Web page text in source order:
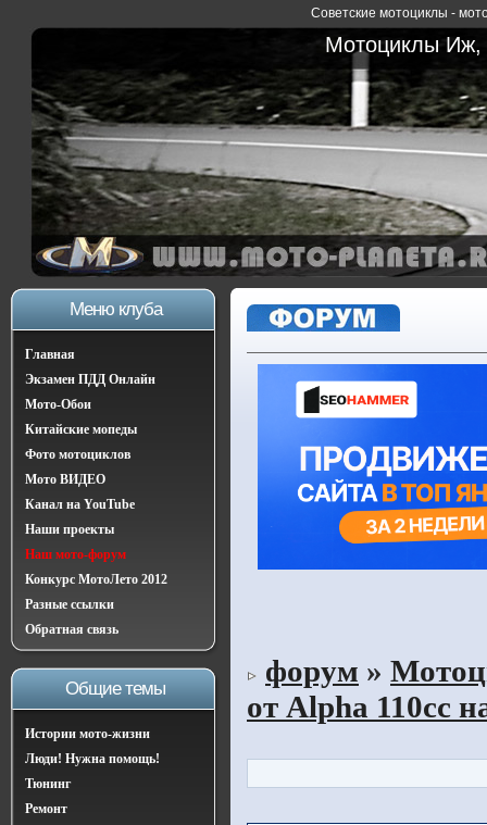
Советские мотоциклы -
Мотоциклы Иж,
Меню клуба
Главная
Экзамен ПДД Онлайн
Мото-Обои
Китайские мопеды
Фото мотоциклов
Мото ВИДЕО
Канал на YouTube
Наши проекты
Наш мото-форум
Конкурс МотоЛето 2012
Разные ссылки
Обратная связь
Общие темы
Истории мото-жизни
Люди! Нужна помощь!
Тюнинг
Ремонт
форум »
от Alpha 110cc